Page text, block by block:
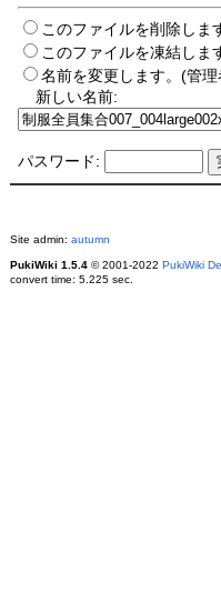
このファイルを削除しま
このファイルを凍結しま
名前を変更します。(管
新しい名前:
パスワード:
Site admin: autumn
PukiWiki 1.5.4© 2001-2022 PukiWiki
convert time: 5.225 sec.